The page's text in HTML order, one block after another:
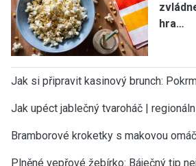
hra…
Jak si připravit kasinový brunch:
Jak upéct jablečný tvaroháč |
Bramborové kroketky s makovou
Plněné vepřové žebírko: Báječný tip